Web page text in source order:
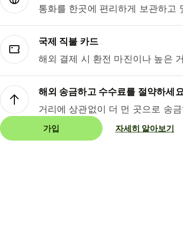
통화를 한곳에 편리하게 보관하고
국제 직불 카드
해외 결제 시 환전 마진이나 높은
해외 송금하고 수수료를 절약하세요
거리에 상관없이 더 먼 곳으로 송
가입 자세히 알아보기